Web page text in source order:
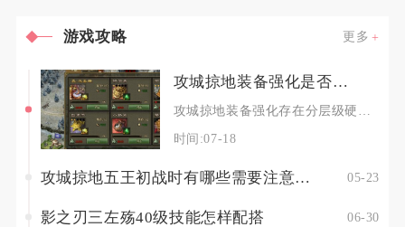
游戏攻略 更多
攻城掠地装备强化是否有上限
攻城掠地装备强化存在分层级硬性上限，不同养成体系拥有独立满级标准，不存在无限制强化的装备养
时间:07-18
攻城掠地五王初战时有哪些需要注意的事项 05-23
影之刃三左殇40级技能怎样配搭 06-30